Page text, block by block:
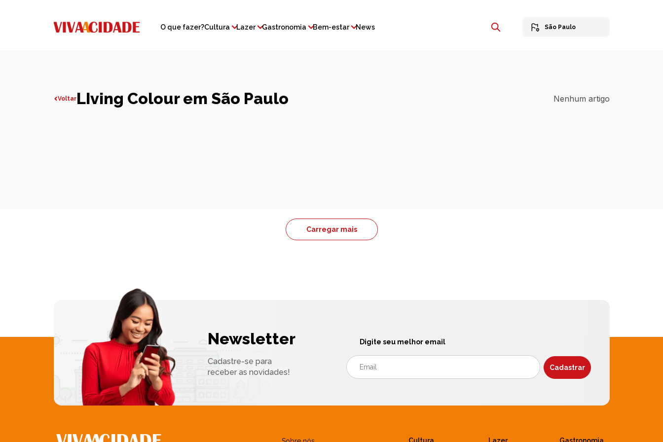
O que fazer?Cultura Lazer Gastronomia Bem-estar News São Paulo
VoltarLIving Colour em São Paulo Nenhum artigo
Carregar mais
Newsletter
Cadastre-se para
receber as novidades!
Digite seu melhor email